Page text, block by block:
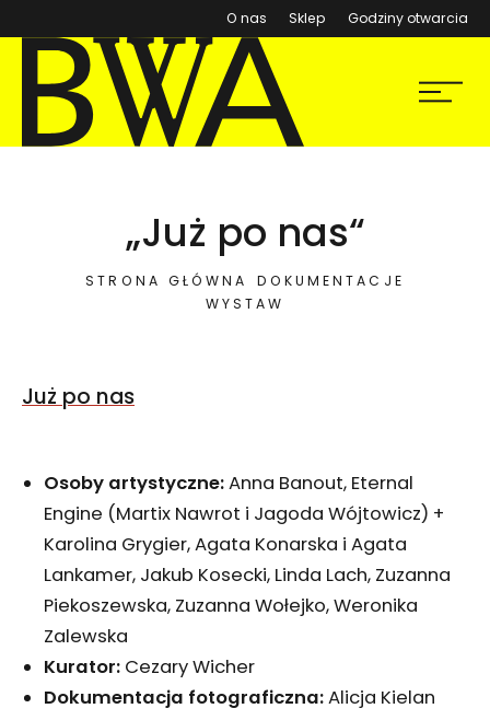
O nas Sklep (otwiera się w nowym
Godziny otwarcia
BWA Wrocław
Galerie Sztuki Współczesnej
Menu
„Już po nas“
STRONA GŁÓWNA
DOKUMENTACJE
WYSTAW
Już po nas
Osoby artystyczne:Anna Banout, Eternal
Engine (Martix Nawrot i Jagoda Wójtowicz) +
Karolina Grygier, Agata Konarska i Agata
Lankamer, Jakub Kosecki, Linda Lach, Zuzanna
Piekoszewska, Zuzanna Wołejko, Weronika
Zalewska
Kurator: Cezary Wicher
Dokumentacja fotograficzna:Alicja Kielan